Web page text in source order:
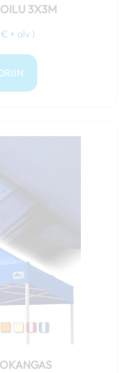
3X3M
€ + alv )